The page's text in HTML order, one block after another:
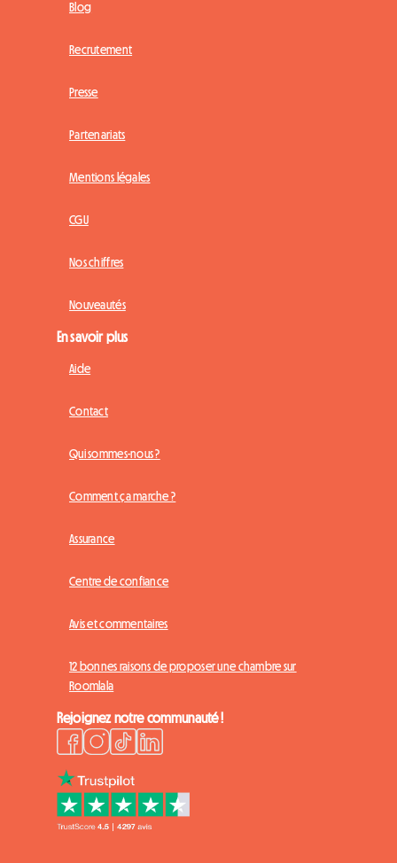
Blog
Recrutement
Presse
Partenariats
Mentions légales
CGU
Nos chiffres
Nouveautés
En savoir plus
Aide
Contact
Qui sommes-nous ?
Comment ça marche ?
Assurance
Centre de confiance
Avis et commentaires
12 bonnes raisons de proposer une chambre sur
Roomlala
Rejoignez notre communauté !